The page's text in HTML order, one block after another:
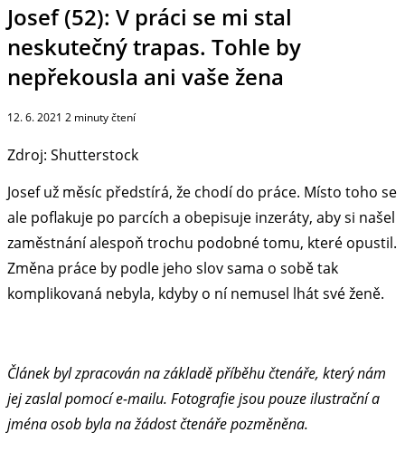
Josef (52): V práci se mi stal
neskutečný trapas. Tohle by
nepřekousla ani vaše žena
12. 6. 2021 2 minuty čtení
Zdroj: Shutterstock
Josef už měsíc předstírá, že chodí do práce. Místo toho se
ale poflakuje po parcích a obepisuje inzeráty, aby si našel
zaměstnání alespoň trochu podobné tomu, které opustil.
Změna práce by podle jeho slov sama o sobě tak
komplikovaná nebyla, kdyby o ní nemusel lhát své ženě.
Článek byl zpracován na základě příběhu čtenáře, který nám
jej zaslal pomocí e-mailu. Fotografie jsou pouze ilustrační a
jména osob byla na žádost čtenáře pozměněna.